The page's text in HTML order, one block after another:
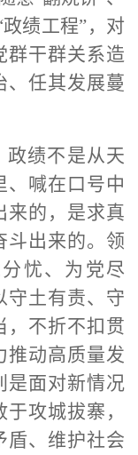
绩工程”，对
群干群关系造
、任其发展蔓
政绩不是从天
、喊在口号中
来的，是求真
斗出来的。领
忧、为党尽
守土有责、守
，不折不扣贯
推动高质量发
是面对新情况
攻城拔寨，
盾、维护社会